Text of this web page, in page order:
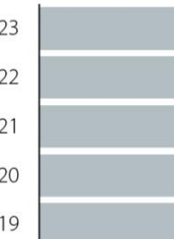
window)
new window)
new window)